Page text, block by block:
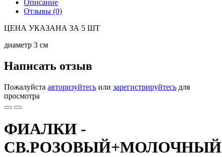
Описание
Отзывы (0)
ЦЕНА УКАЗАНА ЗА 5 ШТ
диаметр 3 см
Написать отзыв
Пожалуйста авторизуйтесь или зарегистрируйтесь для
просмотра
ФИАЛКИ -
СВ.РОЗОВЫЙ+МОЛОЧНЫЙ